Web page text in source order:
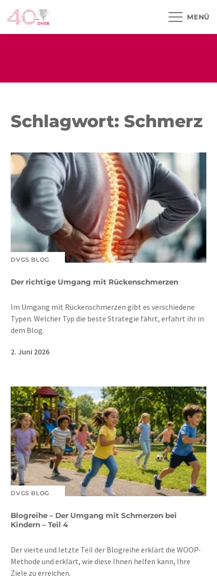
Schlagwort: Schmerz
DVGS BLOG
Der richtige Umgang mit Rückenschmerzen
Im Umgang mit Rückenschmerzen gibt es verschiedene
Typen. Welcher Typ die beste Strategie fährt, erfahrt ihr in
dem Blog.
2. Juni 2026
DVGS BLOG
Blogreihe – Der Umgang mit Schmerzen bei
Kindern – Teil 4
Der vierte und letzte Teil der Blogreihe erklärt die WOOP-
Methode und erklärt, wie diese Ihnen helfen kann, Ihre
Ziele zu erreichen.
MENÜ